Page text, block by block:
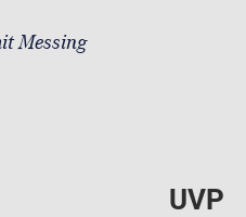
Messing
UVP